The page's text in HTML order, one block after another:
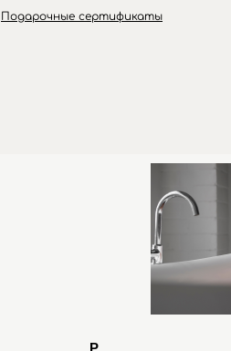
Подарочные сертификаты
P